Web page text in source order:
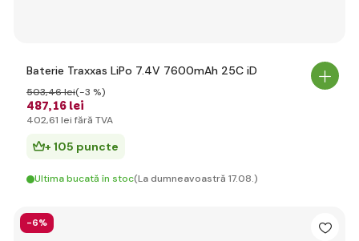
Baterie Traxxas LiPo 7.4V 7600mAh 25C iD
487,16 lei
503,46 lei(-3 %)
402,61 lei fără TVA
+ 105 puncte
Ultima bucată în stoc(La dumneavoastră 17.08.)
-6%